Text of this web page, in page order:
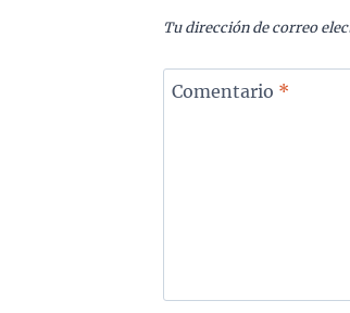
Tu dirección de correo
Comentario *